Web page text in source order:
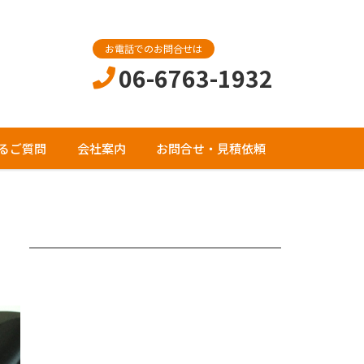
お電話でのお問合せは
06-6763-1932
ご質問 会社案内 お問合せ・見積依頼